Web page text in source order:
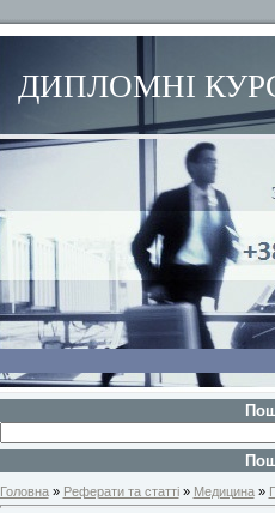
ДИПЛОМНІ
Головна» Реферати та статті» Медицина»